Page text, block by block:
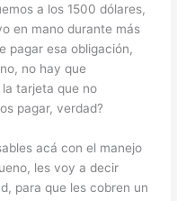
a los 1500 dólares,
en mano durante más
pagar esa obligación,
no hay que
tarjeta que no
pagar, verdad?
acá con el manejo
les voy a decir
para que les cobren un